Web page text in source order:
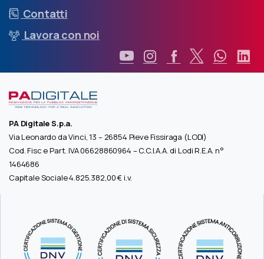
Contatti
Lavora con noi
PA Digitale S.p.a.
Via Leonardo da Vinci, 13 – 26854 Pieve Fissiraga (LODI)
Cod. Fisc e Part. IVA 06628860964 – C.C.I.A.A. di Lodi R.E.A. n°
1464686
Capitale Sociale 4.825.382,00 € i.v.